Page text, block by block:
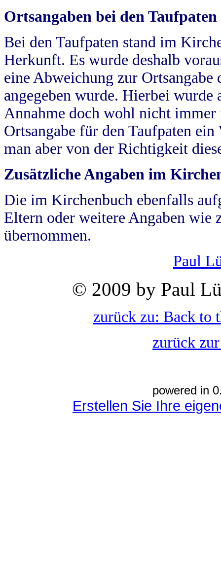
Ortsangaben bei den Taufpaten
Bei den Taufpaten stand im
Herkunft. Es wurde deshalb
eine Abweichung zur
angegeben wurde. Hierbei wurde
Annahme doch wohl nicht
Ortsangabe für den Taufpaten
man aber von der Richtigkeit
Zusätzliche Angaben im
Die im Kirchenbuch ebenfalls
Eltern oder weitere Angaben wie
übernommen.
Paul
© 2009 by Paul
zurück zu: Back to
zurück
powered in
Erstellen Sie Ihre